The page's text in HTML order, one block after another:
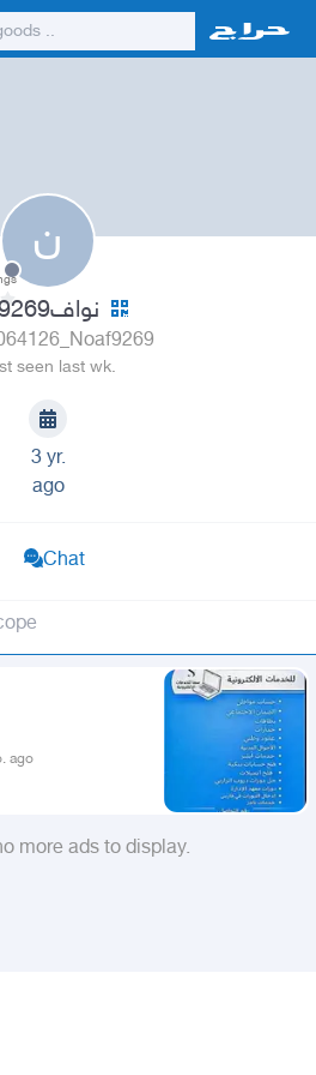
ن
نواف9269
seen last wk.
3 yr.
ago
Chat
ago
more ads to display.